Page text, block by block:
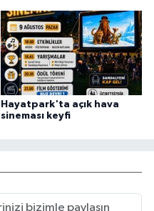
Hayatpark'ta açık hava
sineması keyfi